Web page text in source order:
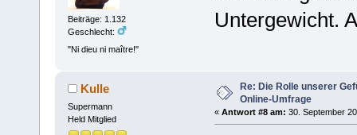
Beiträge: 1.132
Geschlecht:
"Ni dieu ni maître!"
Untergewicht.
Kulle
Supermann
Held Mitglied
Re: Die Rolle unserer
Online-Umfrage
« Antwort #8 am: 30. September